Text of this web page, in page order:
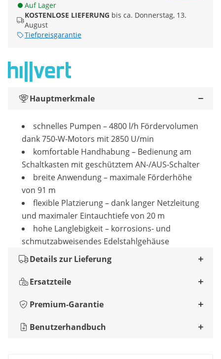
Auf Lager
KOSTENLOSE LIEFERUNG bis ca. Donnerstag, 13.
August
Tiefpreisgarantie
Hauptmerkmale
schnelles Pumpen – 4800 l/h Fördervolumen
dank 750-W-Motors mit 2850 U/min
komfortable Handhabung – Bedienung am
Schaltkasten mit geschütztem AN-/AUS-Schalter
breite Anwendung – maximale Förderhöhe
von 91 m
flexible Platzierung – dank langer Netzleitung
und maximaler Eintauchtiefe von 20 m
hohe Langlebigkeit – korrosions- und
schmutzabweisendes Edelstahlgehäuse
Details zur Lieferung
Ersatzteile
Premium-Garantie
Benutzerhandbuch